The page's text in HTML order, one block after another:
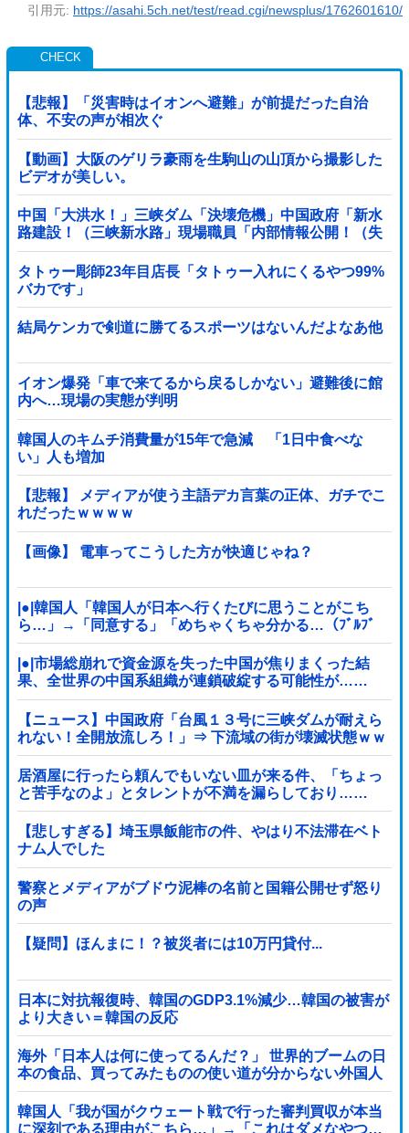
引用元: https://asahi.5ch.net/test/read.cgi/newsplus/1762601610/
【悲報】「災害時はイオンへ避難」が前提だった自治
体、不安の声が相次ぐ
【動画】大阪のゲリラ豪雨を生駒山の山頂から撮影した
ビデオが美しい。
中国「大洪水！」三峡ダム「決壊危機」中国政府「新水
路建設！（三峡新水路」現場職員「内部情報公開！（失
踪」湖南省「三峡放流情報（画像」台風13号「...
タトゥー彫師23年目店長「タトゥー入れにくるやつ99%
バカです」
結局ケンカで剣道に勝てるスポーツはないんだよなあ他
イオン爆発「車で来てるから戻るしかない」避難後に館
内へ…現場の実態が判明
韓国人のキムチ消費量が15年で急減 「1日中食べな
い」人も増加
【悲報】 メディアが使う主語デカ言葉の正体、ガチでこ
れだったｗｗｗｗ
【画像】 電車ってこうした方が快適じゃね？
|●|韓国人「韓国人が日本へ行くたびに思うことがこち
ら…」→「同意する」「めちゃくちゃ分かる…（ﾌﾞﾙﾌﾞ
ﾙ」＝韓国の反応
|●|市場総崩れで資金源を失った中国が焦りまくった結
果、全世界の中国系組織が連鎖破綻する可能性が……
【ニュース】中国政府「台風１３号に三峡ダムが耐えら
れない！全開放流しろ！」⇒ 下流域の街が壊滅状態ｗｗ
ｗｗｗ
居酒屋に行ったら頼んでもいない皿が来る件、「ちょっ
と苦手なのよ」とタレントが不満を漏らしており……
【悲しすぎる】埼玉県飯能市の件、やはり不法滞在ベト
ナム人でした
警察とメディアがブドウ泥棒の名前と国籍公開せず怒り
の声
【疑問】ほんまに！？被災者には10万円貸付...
日本に対抗報復時、韓国のGDP3.1%減少…韓国の被害が
より大きい＝韓国の反応
海外「日本人は何に使ってるんだ？」 世界的ブームの日
本の食品、買ってみたものの使い道が分からない外国人
が続出
韓国人「我が国がクウェート戦で行った審判買収が本当
に深刻である理由がこちら…」→「これはダメなやつ…